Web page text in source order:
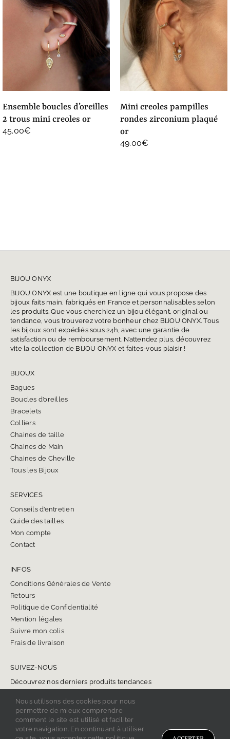
ensemble boucles d’oreilles
2 trous mini creoles or
45.00€
mini creoles pampilles
rondes zirconium plaqué
or
49.00€
BIJOU ONYX
BIJOU ONYX est une boutique en ligne qui vous propose des
bijoux faits main, fabriqués en France et personnalisables selon
les produits. Que vous cherchiez un bijou élégant, original ou
tendance, vous trouverez votre bonheur chez BIJOU ONYX. Tous
les bijoux sont expédiés sous 24h, avec une garantie de
satisfaction ou de remboursement. N’attendez plus, découvrez
vite la collection de BIJOU ONYX et faites-vous plaisir !
BIJOUX
Bagues
Boucles d’oreilles
Bracelets
Colliers
Chaines de taille
Chaines de Main
Chaines de Cheville
Tous les Bijoux
SERVICES
Conseils d’entretien
Guide des tailles
Mon compte
Contact
INFOS
Conditions Générales de Vente
Retours
Politique de Confidentialité
Mention légales
Suivre mon colis
Frais de livraison
SUIVEZ-NOUS
Découvrez nos derniers produits tendances
Nous utilisons des cookies pour nous
permettre de mieux comprendre
comment le site est utilisé et faciliter
votre navigation. En continuant à utiliser